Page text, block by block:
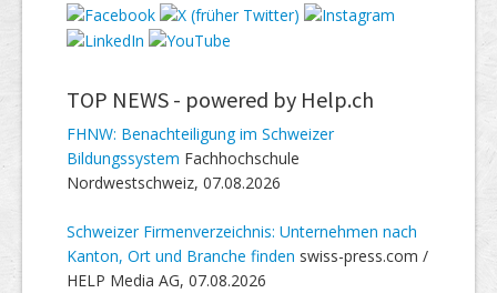
TOP NEWS - powered by Help.ch
FHNW: Benachteiligung im Schweizer
Bildungssystem Fachhochschule
Nordwestschweiz, 07.08.2026
Schweizer Firmenverzeichnis: Unternehmen nach
Kanton, Ort und Branche finden swiss-press.com /
HELP Media AG, 07.08.2026